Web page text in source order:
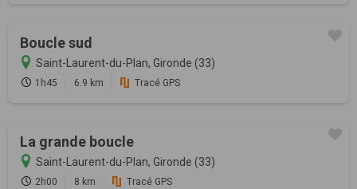
Boucle sud
Saint-Laurent-du-Plan, Gironde (33)
1h45 6.9 km Tracé GPS
La grande boucle
Saint-Laurent-du-Plan, Gironde (33)
2h00 8 km Tracé GPS